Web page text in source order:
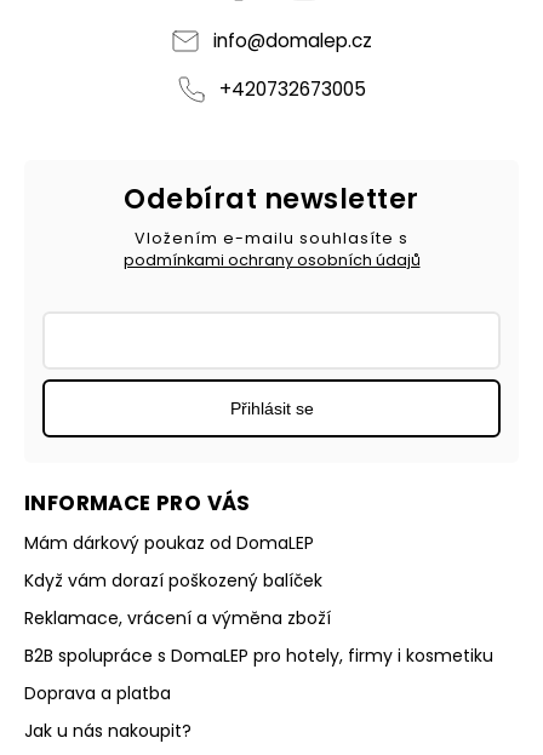
info@domalep.cz
+420732673005
INFORMACE PRO VÁS
Mám dárkový poukaz od DomaLEP
Když vám dorazí poškozený balíček
Reklamace, vrácení a výměna zboží
B2B spolupráce s DomaLEP pro hotely, firmy i kosmetiku
Doprava a platba
Jak u nás nakoupit?
Odebírat newsletter
Vložením e-mailu souhlasíte s
podmínkami ochrany osobních údajů
Přihlásit se